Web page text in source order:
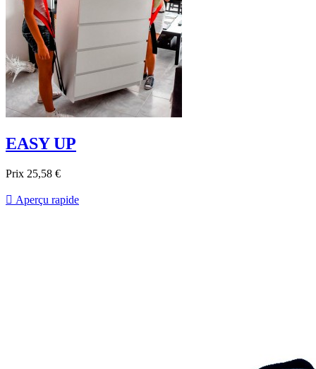
EASY UP
Prix 25,58 €
 Aperçu rapide